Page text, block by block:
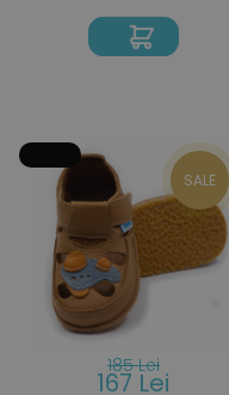
SALE
185 Lei
167 Lei